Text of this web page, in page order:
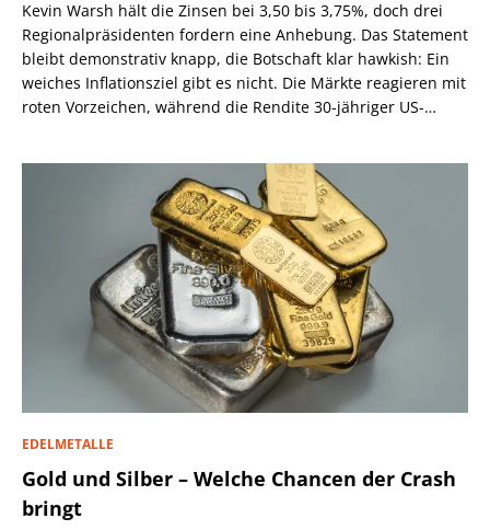
Kevin Warsh hält die Zinsen bei 3,50 bis 3,75%, doch drei
Regionalpräsidenten fordern eine Anhebung. Das Statement
bleibt demonstrativ knapp, die Botschaft klar hawkish: Ein
weiches Inflationsziel gibt es nicht. Die Märkte reagieren mit
roten Vorzeichen, während die Rendite 30-jähriger US-
EDELMETALLE
Gold und Silber – Welche Chancen der Crash
bringt